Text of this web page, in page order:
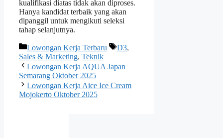
kualifikasi diatas tidak akan diproses.
Hanya kandidat terbaik yang akan
dipanggil untuk mengikuti seleksi
tahap selanjutnya.
Kategori
Lowongan Kerja Terbaru Tag
D3,
Sales & Marketing, Teknik
Lowongan Kerja AQUA Japan
Semarang Oktober 2025
Lowongan Kerja Aice Ice Cream
Mojokerto Oktober 2025